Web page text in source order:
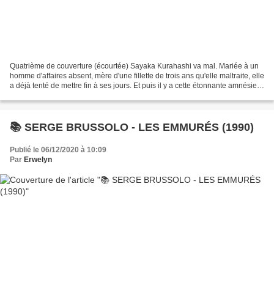
Quatrième de couverture (écourtée) Sayaka Kurahashi va mal. Mariée à un
homme d'affaires absent, mère d'une fillette de trois ans qu'elle maltraite, elle
a déjà tenté de mettre fin à ses jours. Et puis il y a cette étonnante amnésie :
📚 SERGE BRUSSOLO - LES EMMURÉS (1990)
Publié le 06/12/2020 à 10:09
Par Erwelyn